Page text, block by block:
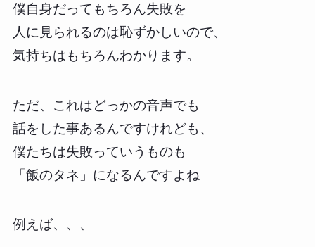
僕自身だってもちろん失敗を
人に見られるのは恥ずかしいので、
気持ちはもちろんわかります。
ただ、これはどっかの音声でも
話をした事あるんですけれども、
僕たちは失敗っていうものも
「飯のタネ」になるんですよね
例えば、、、